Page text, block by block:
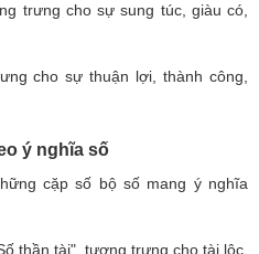
trưng cho sự sung túc, giàu có,
cho sự thuận lợi, thành công,
ý nghĩa số
cặp số bộ số mang ý nghĩa
thần tài", tượng trưng cho tài lộc,